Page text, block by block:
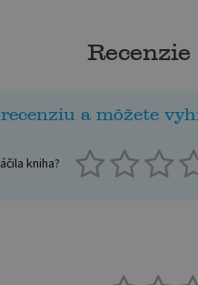
a môžete
kniha?